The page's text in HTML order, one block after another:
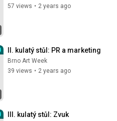
57 views • 2 years ago
II. kulatý stůl: PR a marketing
Brno Art Week
39 views • 2 years ago
III. kulatý stůl: Zvuk